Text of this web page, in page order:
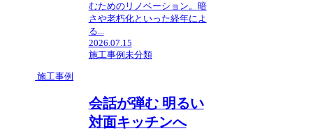
むためのリノベーション。暗
さや老朽化といった経年によ
る...
2026.07.15
施工事例 未分類
施工事例
会話が弾む 明るい
対面キッチンへ